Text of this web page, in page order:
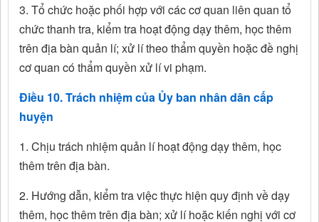
3. Tổ chức hoặc phối hợp với các cơ quan liên quan tổ
chức thanh tra, kiểm tra hoạt động dạy thêm, học thêm
trên địa bàn quản lí; xử lí theo thẩm quyền hoặc đề nghị
cơ quan có thẩm quyền xử lí vi phạm.
Điều 10. Trách nhiệm của Ủy ban nhân dân cấp
huyện
1. Chịu trách nhiệm quản lí hoạt động dạy thêm, học
thêm trên địa bàn.
2. Hướng dẫn, kiểm tra việc thực hiện quy định về dạy
thêm, học thêm trên địa bàn; xử lí hoặc kiến nghị với cơ